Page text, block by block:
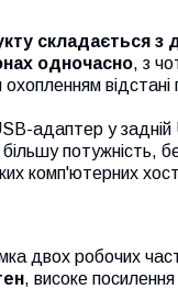
складається з
одночасно, з
адаптер у
потужність,
комп'ютерних
двох робочих
, високе посилення